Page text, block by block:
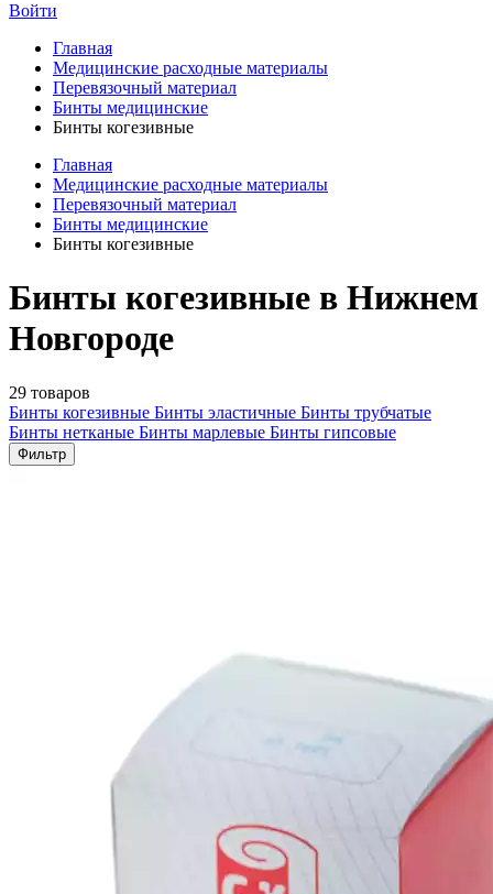
Войти
Главная
Медицинские расходные материалы
Перевязочный материал
Бинты медицинские
Бинты когезивные
Главная
Медицинские расходные материалы
Перевязочный материал
Бинты медицинские
Бинты когезивные
Бинты когезивные в Нижнем
Новгороде
29 товаров
Бинты когезивные Бинты эластичные Бинты трубчатые
Бинты нетканые Бинты марлевые Бинты гипсовые
Фильтр